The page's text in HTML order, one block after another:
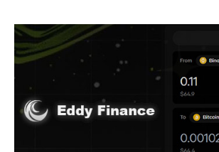
Децентрализованные
биржи (DEX)
dApps
Обзоры
и